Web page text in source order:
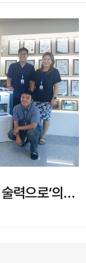
케이에이치메디칼, “기술력으로‘의료 평등’시대 만들 것”